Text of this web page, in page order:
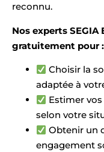
reconnu.
Nos experts SEGIA
gratuitement pour :
Choisir la
adaptée à
Estimer vos
selon votre
Obtenir un
engagement